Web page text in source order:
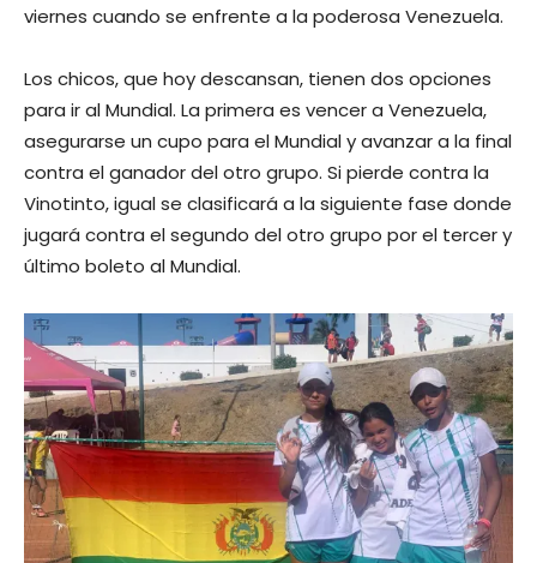
viernes cuando se enfrente a la poderosa Venezuela.
Los chicos, que hoy descansan, tienen dos opciones
para ir al Mundial. La primera es vencer a Venezuela,
asegurarse un cupo para el Mundial y avanzar a la final
contra el ganador del otro grupo. Si pierde contra la
Vinotinto, igual se clasificará a la siguiente fase donde
jugará contra el segundo del otro grupo por el tercer y
último boleto al Mundial.